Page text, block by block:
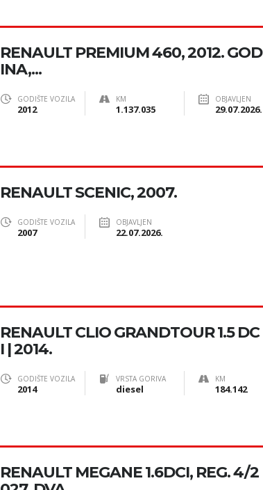
RENAULT PREMIUM 460, 2012. GOD
INA,...
GODIŠTE VOZILA
2012
KM
1.137.035
OBJAVLJEN
29.07.2026.
RENAULT SCENIC, 2007.
GODIŠTE VOZILA
2007
OBJAVLJEN
22.07.2026.
RENAULT CLIO GRANDTOUR 1.5 DC
I | 2014.
GODIŠTE VOZILA
2014
VRSTA GORIVA
diesel
KM
184.142
RENAULT MEGANE 1.6DCI, REG. 4/2